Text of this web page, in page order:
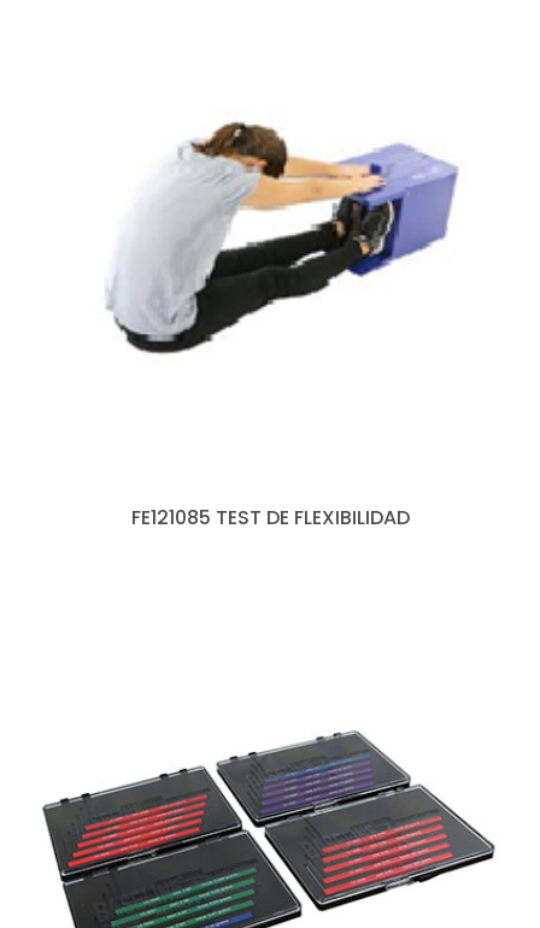
FE121085 TEST DE FLEXIBILIDAD